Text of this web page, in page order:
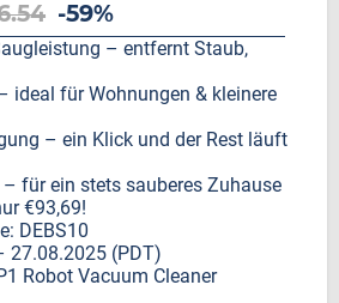
-59%
– entfernt Staub,
ideal für Wohnungen & kleinere
– ein Klick und der Rest läuft
für ein stets sauberes Zuhause
€93,69!
DEBS10
27.08.2025 (PDT)
Robot Vacuum Cleaner